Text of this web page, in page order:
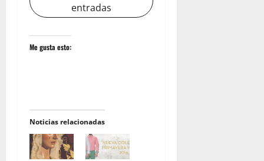
entradas
Me gusta esto:
Noticias relacionadas